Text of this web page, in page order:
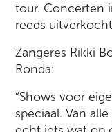
tour. Concerten
reeds
Zangeres Rikki
Ronda:
“Shows voor
speciaal. Van